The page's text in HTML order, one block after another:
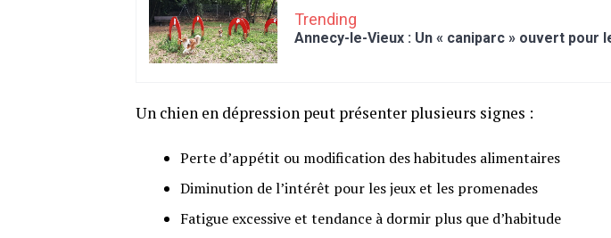
Trending
Annecy-le-Vieux : Un « caniparc » ouvert pour
Un chien en dépression peut présenter plusieurs signes :
Perte d’appétit ou modification des habitudes alimentaires
Diminution de l’intérêt pour les jeux et les promenades
Fatigue excessive et tendance à dormir plus que d’habitude